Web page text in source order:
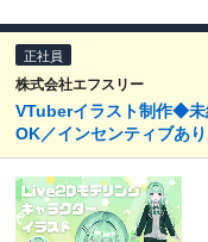
正社員
株式会社エフスリー
VTuberイラスト制作◆未
OK／インセンティブあ